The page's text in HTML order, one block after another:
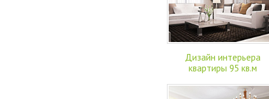
Дизайн интерьера
квартиры 95 кв.м